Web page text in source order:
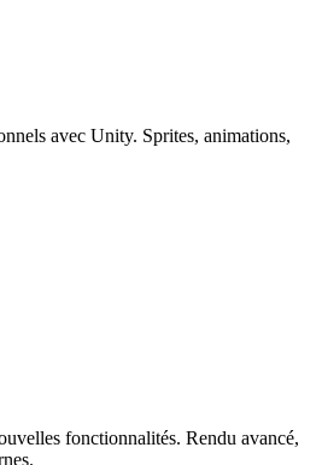
avec Unity. Sprites, animations,
fonctionnalités. Rendu avancé,